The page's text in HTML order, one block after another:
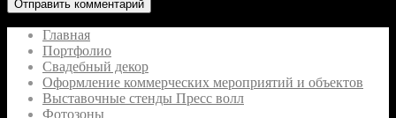
Главная
Портфолио
Свадебный декор
Оформление коммерческих мероприятий и объектов
Выставочные стенды Пресс волл
Фотозоны